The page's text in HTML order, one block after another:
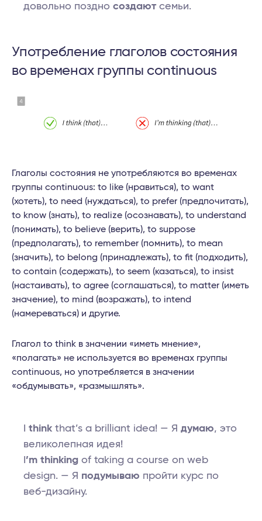
довольно поздно создают семьи.
Употребление глаголов состояния
во временах группы continuous
Глаголы состояния не употребляются во временах
группы continuous: to like (нравиться), to want
(хотеть), to need (нуждаться), to prefer (предпочитать),
to know (знать), to realize (осознавать), to understand
(понимать), to believe (верить), to suppose
(предполагать), to remember (помнить), to mean
(значить), to belong (принадлежать), to fit (подходить),
to contain (содержать), to seem (казаться), to insist
(настаивать), to agree (соглашаться), to matter (иметь
значение), to mind (возражать), to intend
(намереваться) и другие.
Глагол to think в значении «иметь мнение»,
«полагать» не используется во временах группы
continuous, но употребляется в значении
«обдумывать», «размышлять».
think that’s a brilliant idea! — Я думаю, это
великолепная идея!
’m thinking of taking a course on web
design. — Я подумываю пройти курс по
веб-дизайну.